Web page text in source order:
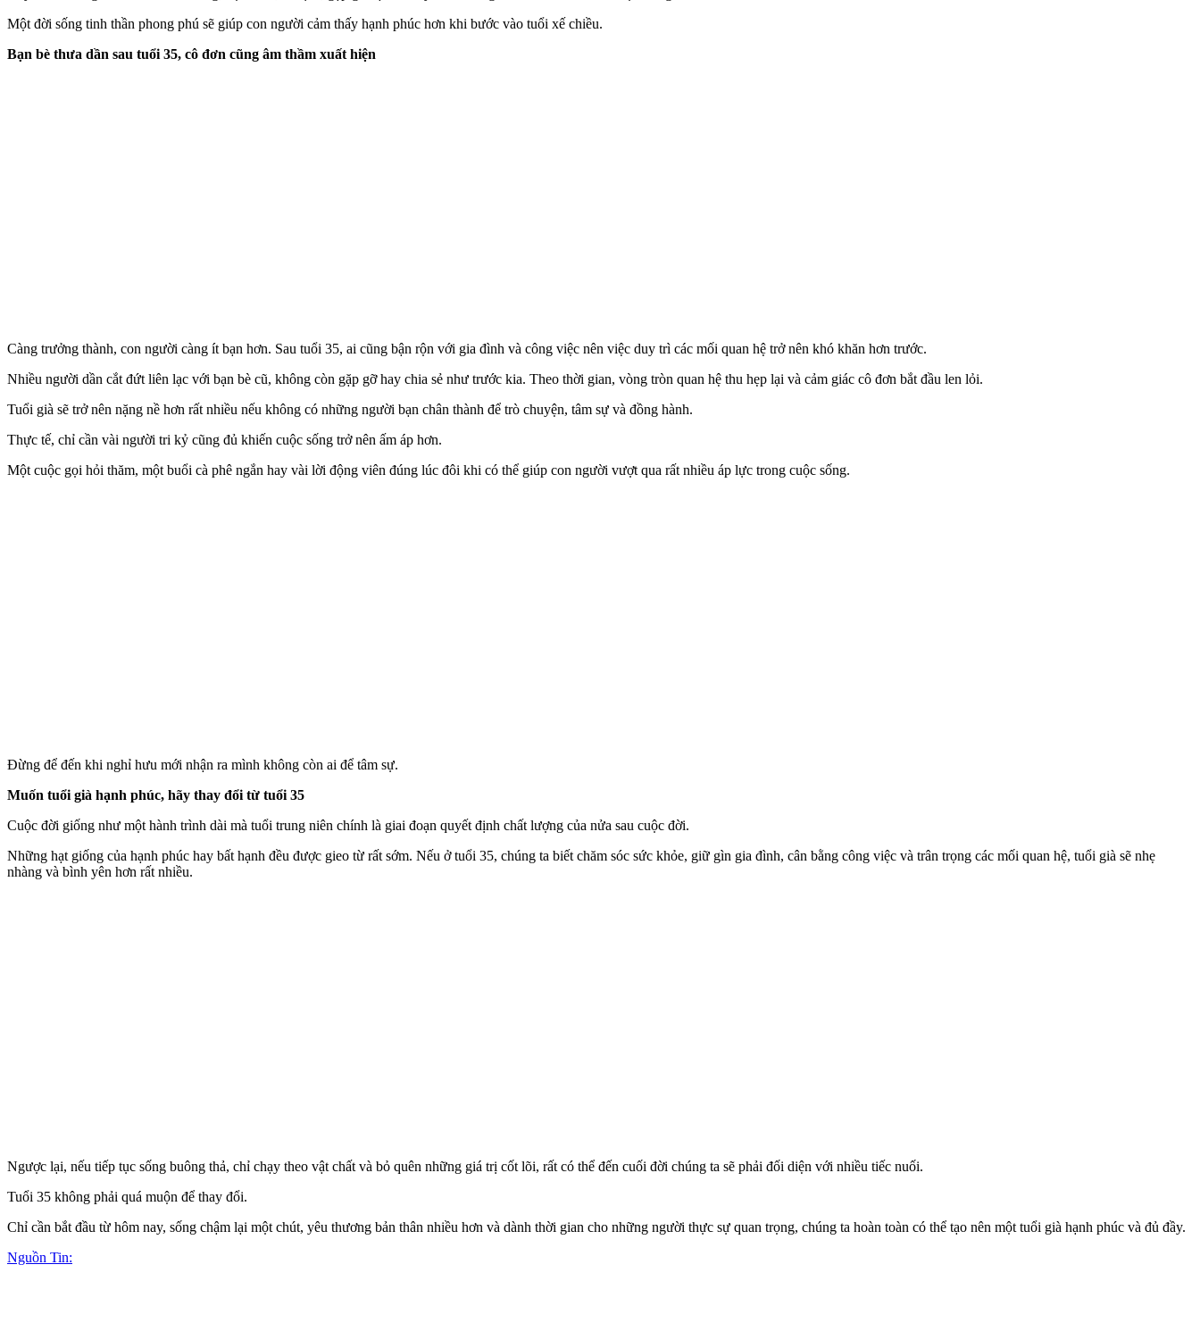
Một đời sống tinh thần phong phú sẽ giúp con người cảm thấy hạnh phúc hơn khi bước vào tuổi xế chiều.
Bạn bè thưa dần sau tuổi 35, cô đơn cũng âm thầm xuất hiện
Càng trưởng thành, con người càng ít bạn hơn. Sau tuổi 35, ai cũng bận rộn với gia đình và công việc nên việc duy trì các mối quan hệ trở nên khó khăn hơn trước.
Nhiều người dần cắt đứt liên lạc với bạn bè cũ, không còn gặp gỡ hay chia sẻ như trước kia. Theo thời gian, vòng tròn quan hệ thu hẹp lại và cảm giác cô đơn bắt đầu len lỏi.
Tuổi già sẽ trở nên nặng nề hơn rất nhiều nếu không có những người bạn chân thành để trò chuyện, tâm sự và đồng hành.
Thực tế, chỉ cần vài người tri kỷ cũng đủ khiến cuộc sống trở nên ấm áp hơn.
Một cuộc gọi hỏi thăm, một buổi cà phê ngắn hay vài lời động viên đúng lúc đôi khi có thể giúp con người vượt qua rất nhiều áp lực trong cuộc sống.
Đừng để đến khi nghỉ hưu mới nhận ra mình không còn ai để tâm sự.
Muốn tuổi già hạnh phúc, hãy thay đổi từ tuổi 35
Cuộc đời giống như một hành trình dài mà tuổi trung niên chính là giai đoạn quyết định chất lượng của nửa sau cuộc đời.
Những hạt giống của hạnh phúc hay bất hạnh đều được gieo từ rất sớm. Nếu ở tuổi 35, chúng ta biết chăm sóc sức khỏe, giữ gìn gia đình, cân bằng công việc và trân trọng các mối quan hệ, tuổi già sẽ nhẹ
nhàng và bình yên hơn rất nhiều.
Ngược lại, nếu tiếp tục sống buông thả, chỉ chạy theo vật chất và bỏ quên những giá trị cốt lõi, rất có thể đến cuối đời chúng ta sẽ phải đối diện với nhiều tiếc nuối.
Tuổi 35 không phải quá muộn để thay đổi.
Chỉ cần bắt đầu từ hôm nay, sống chậm lại một chút, yêu thương bản thân nhiều hơn và dành thời gian cho những người thực sự quan trọng, chúng ta hoàn toàn có thể tạo nên một tuổi già hạnh phúc và đủ đầy.
Nguồn Tin: